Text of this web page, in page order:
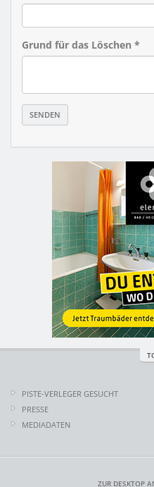
Grund für das Löschen *
PISTE-VERLEGER GESUCHT
PRESSE
MEDIADATEN
ZUR DESKTOP